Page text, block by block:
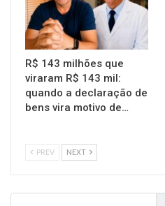
R$ 143 milhões que
viraram R$ 143 mil:
quando a declaração de
bens vira motivo de…
PREV NEXT